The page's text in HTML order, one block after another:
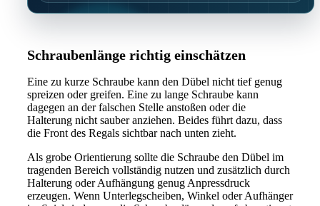
Schraubenlänge richtig einschätzen
Eine zu kurze Schraube kann den Dübel nicht tief genug
spreizen oder greifen. Eine zu lange Schraube kann
dagegen an der falschen Stelle anstoßen oder die
Halterung nicht sauber anziehen. Beides führt dazu, dass
die Front des Regals sichtbar nach unten zieht.
Als grobe Orientierung sollte die Schraube den Dübel im
tragenden Bereich vollständig nutzen und zusätzlich durch
Halterung oder Aufhängung genug Anpressdruck
erzeugen. Wenn Unterlegscheiben, Winkel oder Aufhänger